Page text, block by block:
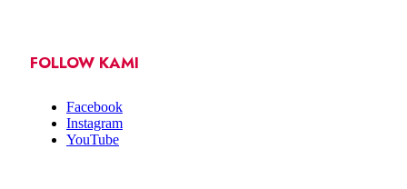
FOLLOW KAMI
Facebook
Instagram
YouTube